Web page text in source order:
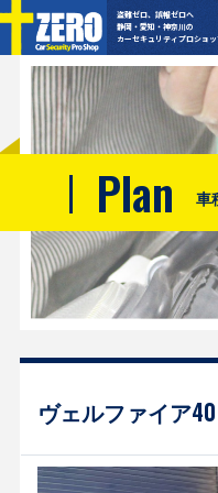
盗難ゼロ、誤報ゼロへ
静岡・愛知・神奈川の
カーセキュリティプロショ
Plan 車
ヴェルファイア40